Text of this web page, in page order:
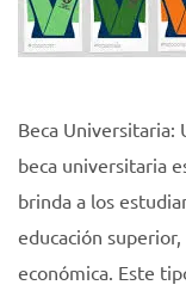
Beca Universitaria:
beca universitaria
brinda a los
educación
económica. Este